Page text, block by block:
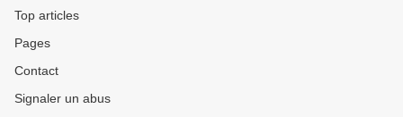
Top articles
Pages
Contact
Signaler un abus